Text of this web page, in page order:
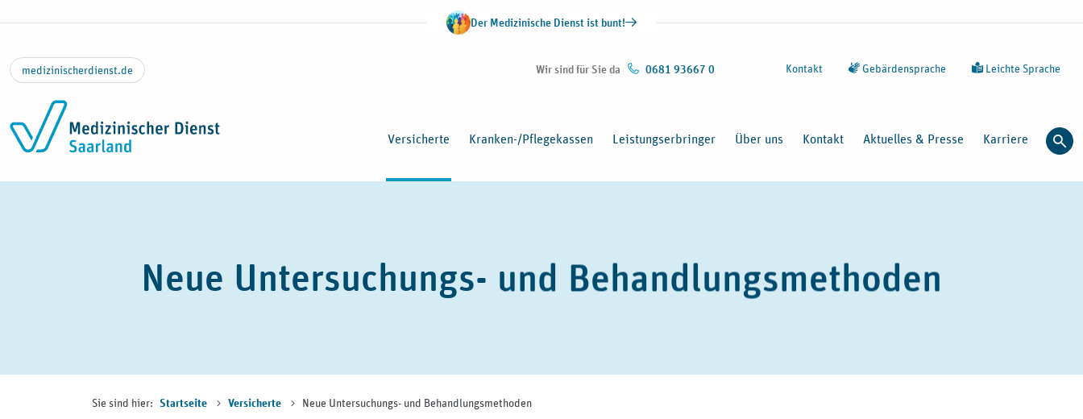
Der Medizinische Dienst ist bunt!
medizinischerdienst.de Wir sind für Sie da 0681 93667 0 Kontakt Gebärdensprache Leichte Sprache
Versicherte Kranken-/Pflegekassen Leistungserbringer Über uns Kontakt Aktuelles & Presse Karriere
Neue Untersuchungs- und Behandlungsmethoden
Sie sind hier: Startseite Versicherte Neue Untersuchungs- und Behandlungsmethoden